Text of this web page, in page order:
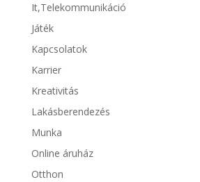
It,Telekommunikáció
Játék
Kapcsolatok
Karrier
Kreativitás
Lakásberendezés
Munka
Online áruház
Otthon